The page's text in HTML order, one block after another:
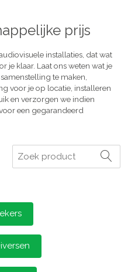
prijs
installaties, dat wat
je klaar. Laat ons weten wat je
te maken,
voor je op locatie, installeren
en verzorgen we indien
een gegarandeerd
Zoeken